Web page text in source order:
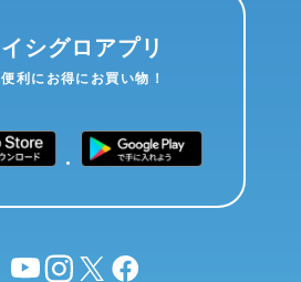
イシグロアプリ
便利にお得にお買い物！
YouTubeinstagram
X facebook